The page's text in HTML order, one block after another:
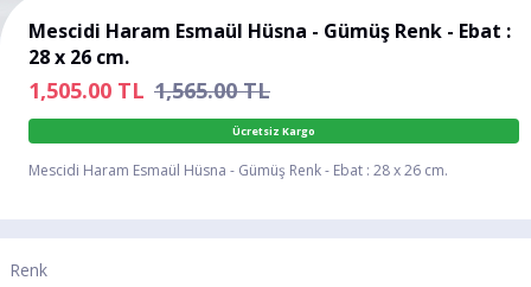
Mescidi Haram Esmaül Hüsna - Gümüş Renk - Ebat :
28 x 26 cm.
1,505.00 TL 1,565.00 TL
Ücretsiz Kargo
Mescidi Haram Esmaül Hüsna - Gümüş Renk - Ebat : 28 x 26 cm.
Renk